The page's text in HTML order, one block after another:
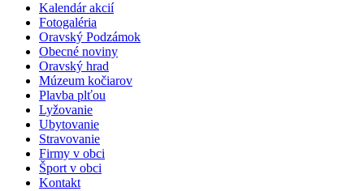
Kalendár akcií
Fotogaléria
Oravský Podzámok
Obecné noviny
Oravský hrad
Múzeum kočiarov
Plavba plťou
Lyžovanie
Ubytovanie
Stravovanie
Firmy v obci
Šport v obci
Kontakt